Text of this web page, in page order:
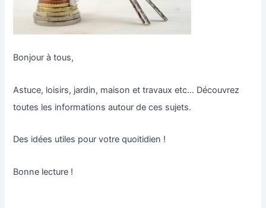
Bonjour à tous,
Astuce, loisirs, jardin, maison et travaux etc… Découvrez
toutes les informations autour de ces sujets.
Des idées utiles pour votre quoitidien !
Bonne lecture !